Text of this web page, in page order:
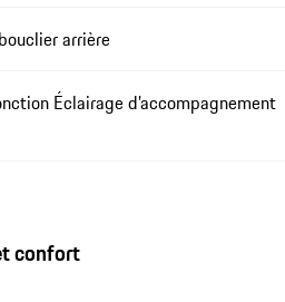
arrière
Éclairage d’accompagnement
confort